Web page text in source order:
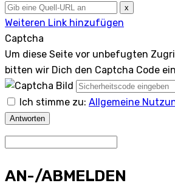
x
Weiteren Link hinzufügen
Captcha
Um diese Seite vor unbefugten
bitten wir Dich den Captcha Code
Ich stimme zu: Allgemeine
Antworten
AN-/ABMELDEN